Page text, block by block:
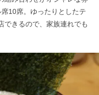
10席。ゆったりとしたテ
できるので、家族連れでも